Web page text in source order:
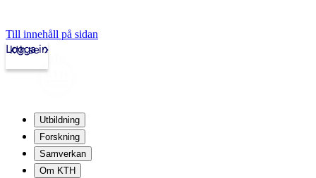
Till innehåll på sidan
kth.se
Logga in
Utbildning
Forskning
Samverkan
Om KTH